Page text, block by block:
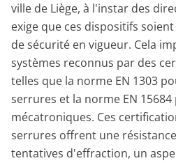
ville de Liège, à l'instar des
exige que ces dispositifs
de sécurité en vigueur. Cela
systèmes reconnus par des
telles que la norme EN 1303
serrures et la norme EN
mécatroniques. Ces
serrures offrent une
tentatives d'effraction, un